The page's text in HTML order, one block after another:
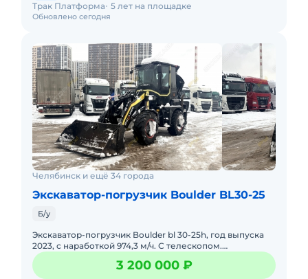
Обновлено сегодня
Трак Платформа 5 лет на площадке
Челябинск и ещё 34 города
Экскаватор-погрузчик Boulder BL30-25
Б/у
Экскаватор-погрузчик Boulder bl 30-25h, год выпуска
2023, с наработкой 974,3 м/ч. С телескопом.
Возможность оформления в лизинг. Готов к
эксплуатации. Техническ3 200 000 ₽